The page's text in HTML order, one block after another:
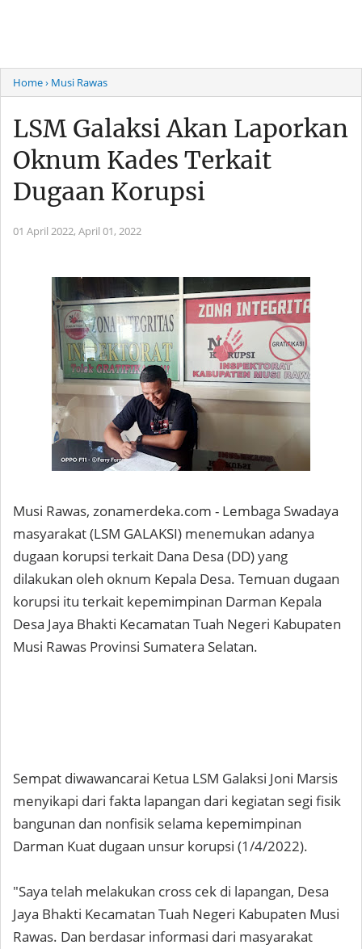
Home› Musi Rawas
LSM Galaksi Akan Laporkan
Oknum Kades Terkait
Dugaan Korupsi
01 April 2022, April 01, 2022
Musi Rawas, zonamerdeka.com - Lembaga Swadaya
masyarakat (LSM GALAKSI) menemukan adanya
dugaan korupsi terkait Dana Desa (DD) yang
dilakukan oleh oknum Kepala Desa. Temuan dugaan
korupsi itu terkait kepemimpinan Darman Kepala
Desa Jaya Bhakti Kecamatan Tuah Negeri Kabupaten
Musi Rawas Provinsi Sumatera Selatan.
Sempat diwawancarai Ketua LSM Galaksi Joni Marsis
menyikapi dari fakta lapangan dari kegiatan segi fisik
bangunan dan nonfisik selama kepemimpinan
Darman Kuat dugaan unsur korupsi (1/4/2022).
"Saya telah melakukan cross cek di lapangan, Desa
Jaya Bhakti Kecamatan Tuah Negeri Kabupaten Musi
Rawas. Dan berdasar informasi dari masyarakat